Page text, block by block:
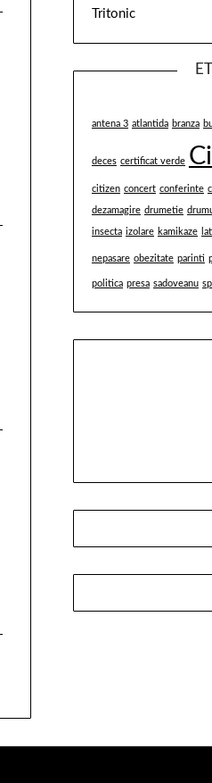
Tritonic
antena 3 atlantida branza
deces certificat verde
citizen concert conferinte
dezamagire drumetie
insecta izolare kamikaze
nepasare obezitate parinti
politica presa sadoveanu